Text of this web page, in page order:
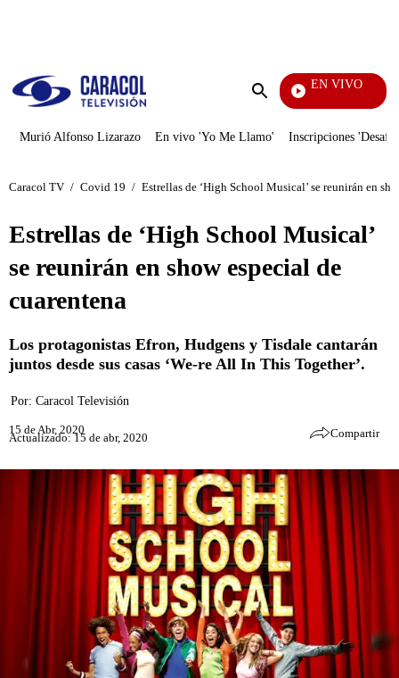
Enviar
EN VIVO
Murió Alfonso Lizarazo En vivo 'Yo Me Llamo' Inscripciones
Caracol TV / Covid 19 / Estrellas de ‘High School Musical’ se reunirán en
Estrellas de ‘High School Musical’
se reunirán en show especial de
cuarentena
Los protagonistas Efron, Hudgens y Tisdale cantarán
juntos desde sus casas ‘We-re All In This Together’.
Por: Caracol Televisión
15 de Abr, 2020
Actualizado: 15 de abr, 2020 Compartir